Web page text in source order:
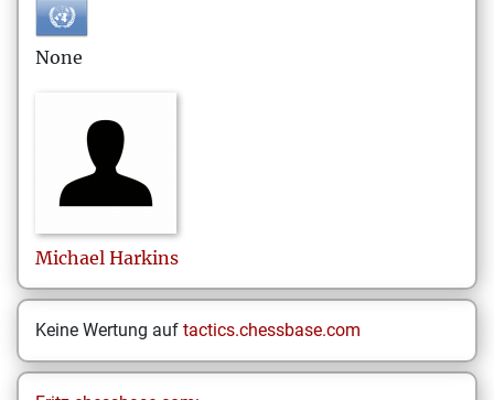
None
Michael Harkins
Keine Wertung auf tactics.chessbase.com